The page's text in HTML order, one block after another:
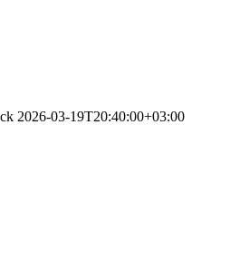
2026-03-19T20:40:00+03:00